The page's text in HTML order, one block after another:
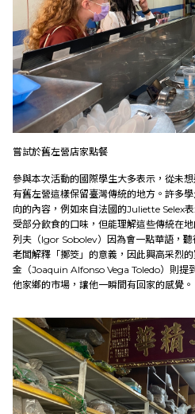
嘗試於舊左營店家點餐
參與本次活動的國際學生大多表示，從未
有舊左營這樣保留臺灣傳統的地方。許多
向的內容，例如來自法國的Juliette Selex
受部分飲食的口味，但能理解這些傳統在
列夫（Igor Sobolev）因為會一點華語，聽
老闆解釋「擲筊」的意義，因此興高采烈
金（Joaquin Alfonso Vega Toledo）則提
他家鄉的市場，讓他一瞬間有回家的感覺。